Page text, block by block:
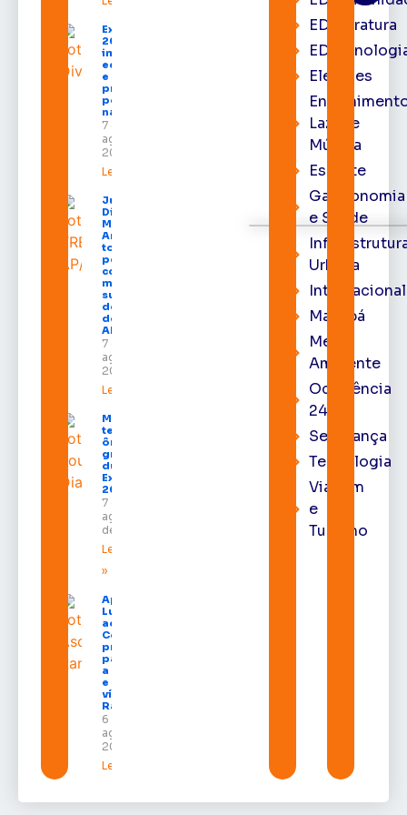
Expofeira
2026
impulsiona
economia
e aumenta
procura
por hotéis
na capital
7 de
agosto de
2026
Leia mais »
Juiz
Diego
Moura de
Araújo
toma
posse
como
membro
substituto
do Pleno
do TRE-
AP
7 de
agosto de
2026
Leia mais »
Macapá
terá
ônibus
gratuitos
durante a
Expofeira
2026
7 de
agosto
de 2026
Leia mais
»
Após veto,
Lula envia
ao
Congresso
projeto
para criar
a UNIFRON
e grava
vídeo para
Randolfe
6 de
agosto de
2026
Leia mais »
EDliteratura
Eleições
Lazer e
Música
Esporte
Gastronomia
e Saúde
Urbana
Internacional
Macapá
Meio
Ambiente
Ocorrência
24h
Segurança
Tecnologia
Viagem
e
Turismo